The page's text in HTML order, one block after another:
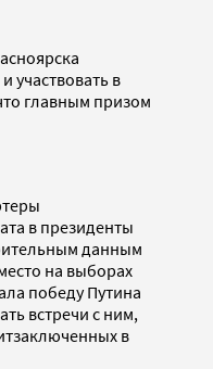
участвовать в
главным призом
в президенты
данным
на выборах
победу Путина
встречи с ним,
в